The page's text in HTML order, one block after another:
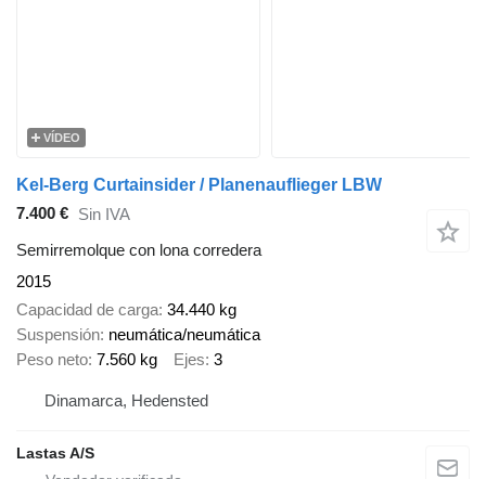
VÍDEO
Kel-Berg Curtainsider / Planenauflieger LBW
7.400 € Sin IVA
Semirremolque con lona corredera
2015
Capacidad de carga 34.440 kg
Suspensión neumática/neumática
Peso neto 7.560 kg Ejes 3
Dinamarca, Hedensted
Lastas A/S